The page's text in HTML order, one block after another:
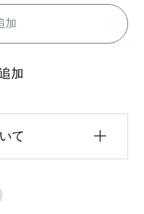
加
加
て
なるため、苗のお
ております。